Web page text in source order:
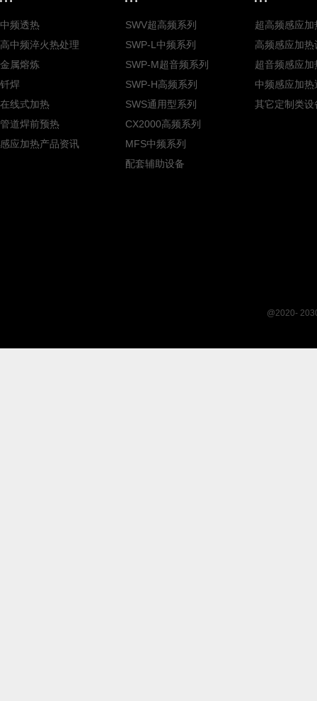
中频透热
高中频淬火热处理
金属熔炼
钎焊
在线式加热
管道焊前预热
感应加热产品资讯
SWV超高频系列
SWP-L中频系列
SWP-M超音频系列
SWP-H高频系列
SWS通用型系列
CX2000高频系列
MFS中频系列
配套辅助设备
超高频感应加
高频感应加热
超音频感应加
中频感应加热
其它定制类设
@2020-